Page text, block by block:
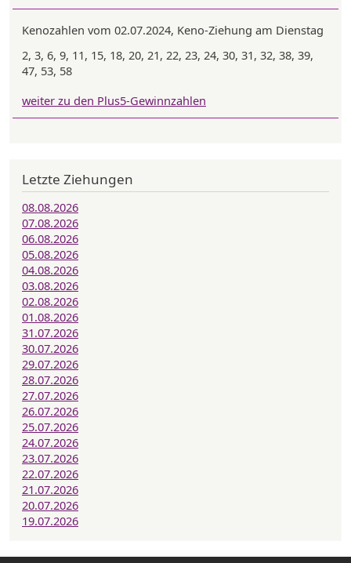
Kenozahlen vom 02.07.2024, Keno-Ziehung am Dienstag
2, 3, 6, 9, 11, 15, 18, 20, 21, 22, 23, 24, 30, 31, 32, 38, 39,
47, 53, 58
weiter zu den Plus5-Gewinnzahlen
Letzte Ziehungen
08.08.2026
07.08.2026
06.08.2026
05.08.2026
04.08.2026
03.08.2026
02.08.2026
01.08.2026
31.07.2026
30.07.2026
29.07.2026
28.07.2026
27.07.2026
26.07.2026
25.07.2026
24.07.2026
23.07.2026
22.07.2026
21.07.2026
20.07.2026
19.07.2026